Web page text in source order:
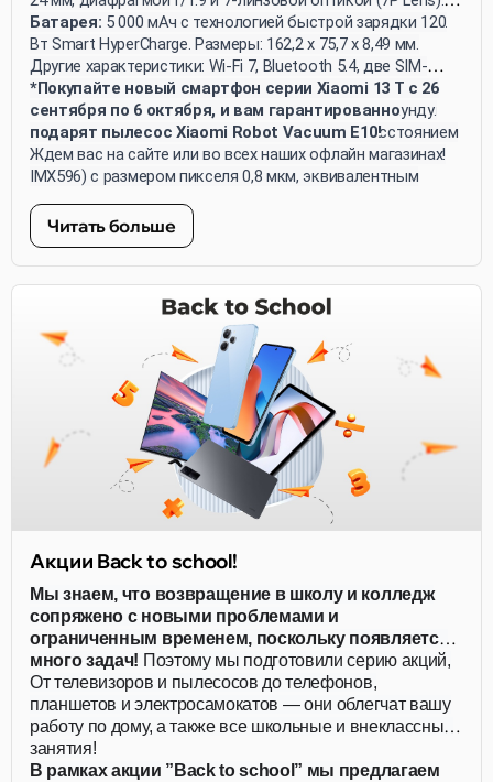
гаммы DCI-P3 и поддерживает 10-битную глубину цвета.
Телеобъектив: 50 МП (Omnivision OV50D) с оптическим
увеличением 2x, размером пикселя 0,61 мкм,
эквивалентным фокусным расстоянием 50 мм,
диафрагмой f/1.9 и 5-линзовой оптикой (5P Lens).
Широкоугольная: 13 МП (Omnivision OV13B) с размером
пикселя 1,12 мкм, эквивалентным фокусным расстоянием
15 мм и диафрагмой f/2.2. Фронтальная: 20 МП (Sony
IMX596) с размером пикселя 0,8 мкм, эквивалентным
Батарея: 5 000 мАч с технологией быстрой зарядки 120
Вт Smart HyperCharge. Размеры: 162,2 x 75,7 x 8,49 мм.
Другие характеристики: Wi-Fi 7, Bluetooth 5.4, две SIM-
карты, сертификация IP68 для водонепроницаемости и
пылезащиты, запись видео 4K при 30 кадрах в секунду.
*Покупайте новый смартфон серии Xiaomi 13 T с 26
сентября по 6 октября, и вам гарантированно
подарят пылесос Xiaomi Robot Vacuum E10!
Ждем вас на сайте или во всех наших офлайн магазинах!
Читать больше
Акции Back to school!
Мы знаем, что возвращение в школу и колледж
сопряжено с новыми проблемами и
ограниченным временем, поскольку появляется
много задач! Поэтому мы подготовили серию акций,
действующих для всей семьи!
От телевизоров и пылесосов до телефонов,
планшетов и электросамокатов — они облегчат вашу
работу по дому, а также все школьные и внеклассные
занятия!
В рамках акции ”Back to school” мы предлагаем